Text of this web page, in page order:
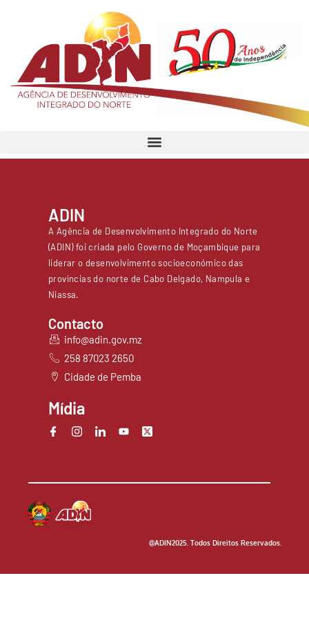
ADIN
A Agência de Desenvolvimento Integrado do Norte
(ADIN) foi criada pelo Governo de Moçambique para
liderar o desenvolvimento socioeconómico das
províncias do norte de Cabo Delgado, Nampula e
Niassa.
Contacto
info@adin.gov.mz
258 87023 2650
Cidade de Pemba
Mídia
@ADIN2025. Todos Direitos Reservados.